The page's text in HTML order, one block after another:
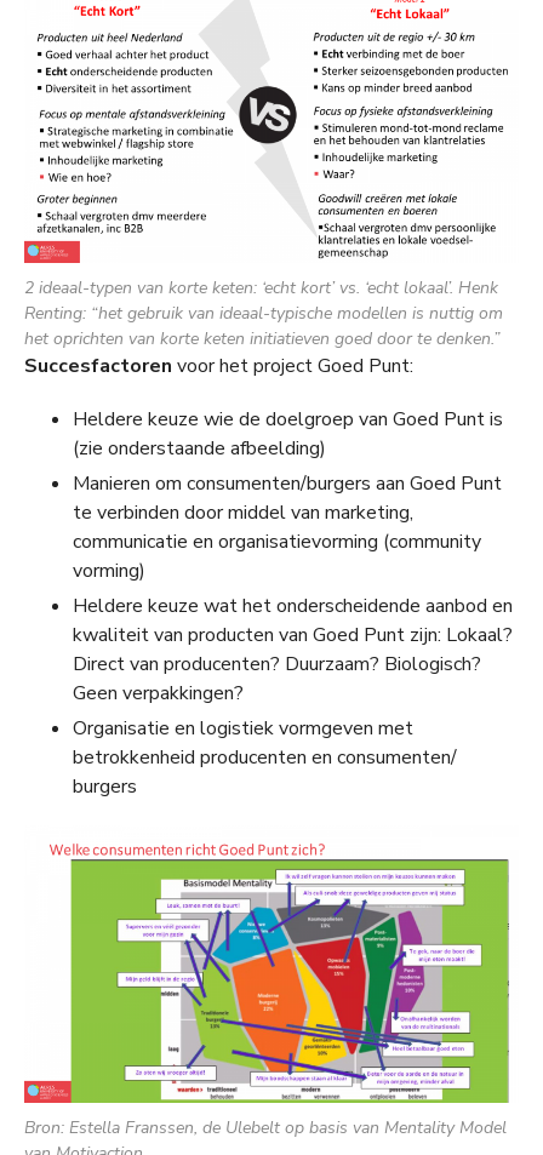
2 ideaal-typen van korte keten: ‘echt kort’ vs. ‘echt lokaal’. Henk
Renting: “het gebruik van ideaal-typische modellen is nuttig om
het oprichten van korte keten initiatieven goed door te denken.”
Succesfactoren voor het project Goed Punt:
Heldere keuze wie de doelgroep van Goed Punt is
(zie onderstaande afbeelding)
Manieren om consumenten/burgers aan Goed Punt
te verbinden door middel van marketing,
communicatie en organisatievorming (community
vorming)
Heldere keuze wat het onderscheidende aanbod en
kwaliteit van producten van Goed Punt zijn: Lokaal?
Direct van producenten? Duurzaam? Biologisch?
Geen verpakkingen?
Organisatie en logistiek vormgeven met
betrokkenheid producenten en consumenten/
burgers
Bron: Estella Franssen, de Ulebelt op basis van Mentality Model